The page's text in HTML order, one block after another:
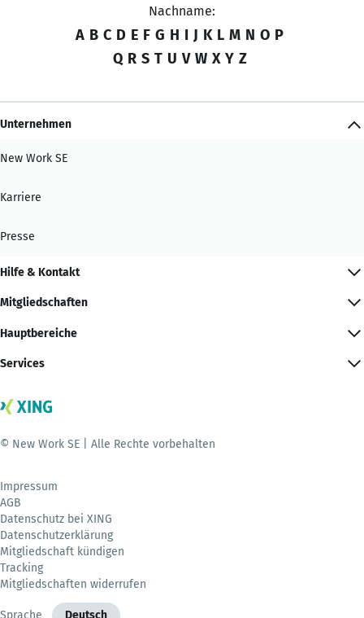
Nachname:
A B C D E F G H I J K L M N O P
Q R S T U V W X Y Z
Unternehmen
New Work SE
Karriere
Presse
Hilfe & Kontakt
Mitgliedschaften
Hauptbereiche
Services
© New Work SE | Alle Rechte vorbehalten
Impressum
AGB
Datenschutz bei XING
Datenschutzerklärung
Mitgliedschaft kündigen
Tracking
Mitgliedschaften widerrufen
Sprache Deutsch